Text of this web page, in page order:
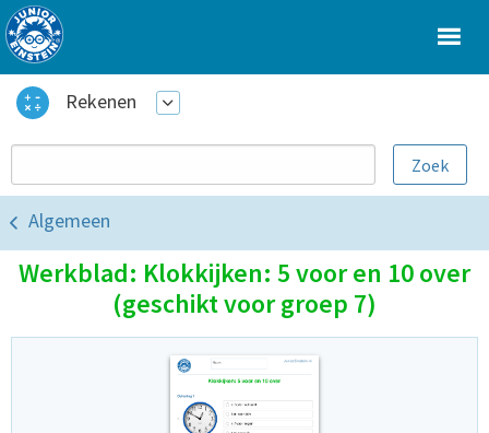
Rekenen
Algemeen
Werkblad: Klokkijken: 5 voor en 10 over
(geschikt voor groep 7)